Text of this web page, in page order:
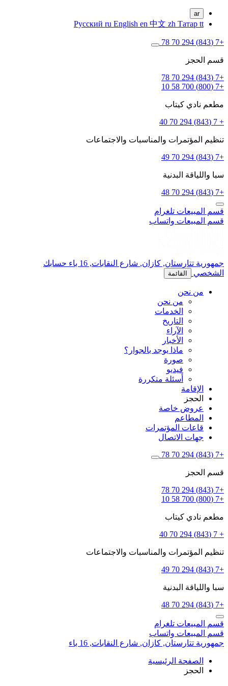
ar
Русский ru English en 中文 zh Татар tt
+7 (843) 294 70 78
قسم الحجز
+7 (843) 294 70 78
+7 (800) 700 58 10
مطعم نادي كيتاب
+ 7 (843) 294 70 40
تنظيم المؤتمرات والمناسبات والاجتماعات
+7 (843) 294 70 49
سبا واللياقة البدنية
+7 (843) 294 70 48
قسم المبيعات تلغرام
قسم المبيعات واتساب
جمهورية تتارستان, كازان, شارع النقابات, 16 باء
حسابك
الشخصي
القائمة
من نحن
من نحن
الخدمات
التاريخ
الآراء
الأخبار
ماذا يوجد بالجوار؟
صورة
فيديو
أسئلة متكررة
الإقامة
الحجز
عروض خاصة
المطاعم
قاعات المؤتمرات
جهات الاتصال
+7 (843) 294 70 78
قسم الحجز
+7 (843) 294 70 78
+7 (800) 700 58 10
مطعم نادي كيتاب
+ 7 (843) 294 70 40
تنظيم المؤتمرات والمناسبات والاجتماعات
+7 (843) 294 70 49
سبا واللياقة البدنية
+7 (843) 294 70 48
قسم المبيعات تلغرام
قسم المبيعات واتساب
جمهورية تتارستان, كازان, شارع النقابات, 16 باء
الصفحة الرئيسية
الحجز